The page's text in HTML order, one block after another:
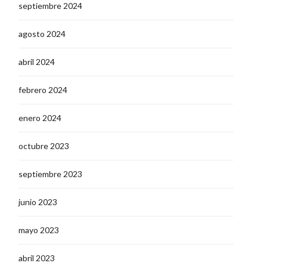
septiembre 2024
agosto 2024
abril 2024
febrero 2024
enero 2024
octubre 2023
septiembre 2023
junio 2023
mayo 2023
abril 2023